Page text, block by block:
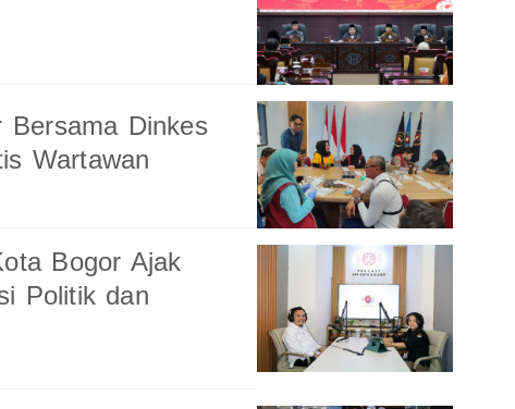
Dinkes
Wartawan
Bogor Ajak
Politik dan